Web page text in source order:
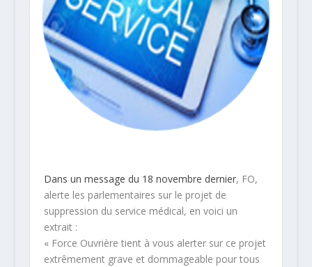
Dans un message du 18 novembre dernier, FO,
alerte les parlementaires sur le projet de
suppression du service médical, en voici un
extrait :
« Force Ouvrière tient à vous alerter sur ce projet
extrêmement grave et dommageable pour tous